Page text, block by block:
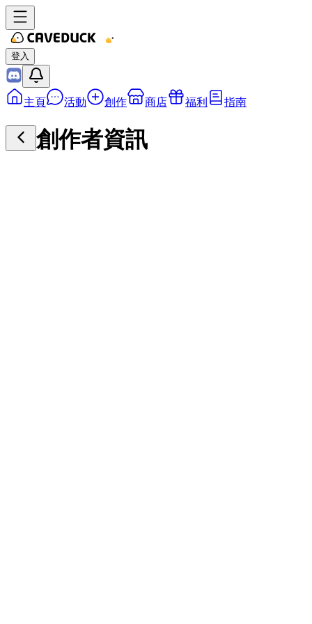
登入
主頁 活動 創作 商店 福利 指南
創作者資訊